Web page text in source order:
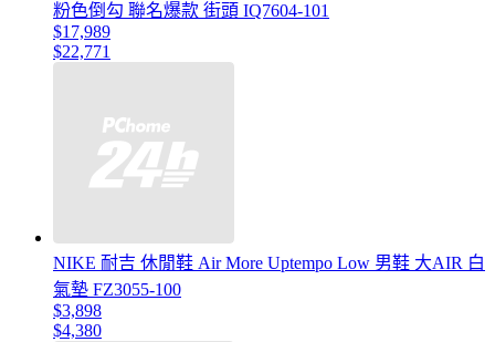
粉色倒勾 聯名爆款 街頭 IQ7604-101
$17,989
$22,771
NIKE 耐吉 休閒鞋 Air More Uptempo Low 男鞋 大AIR 白
氣墊 FZ3055-100
$3,898
$4,380